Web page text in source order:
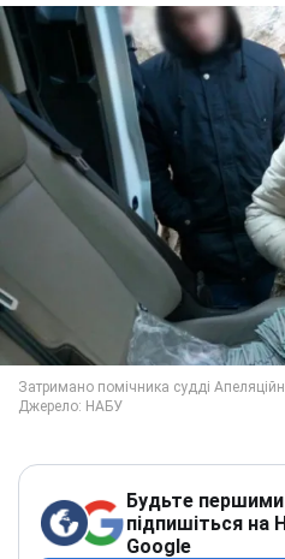
Будьте першими
підпишіться на
Google